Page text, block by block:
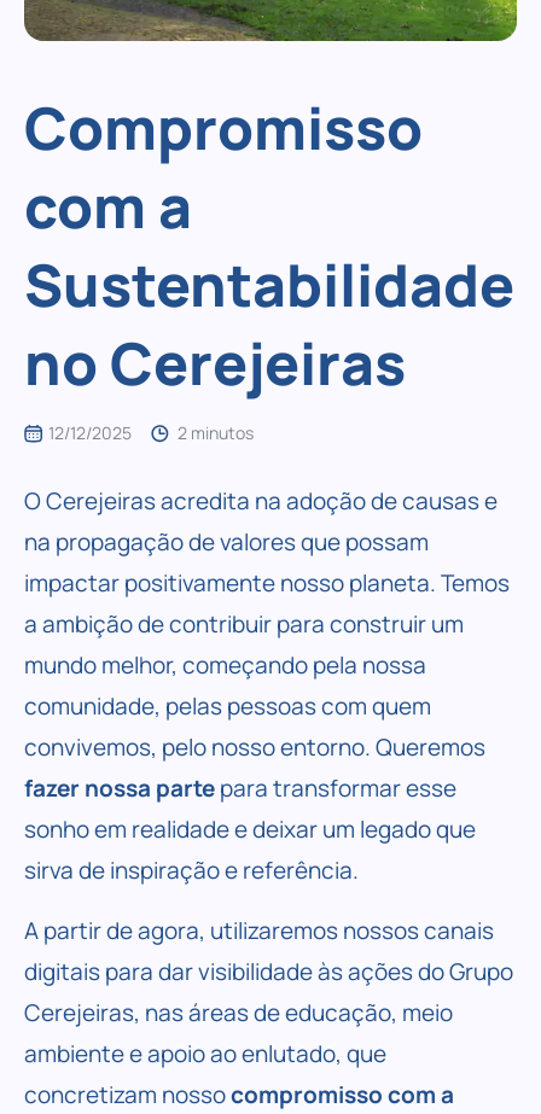
Compromisso
com a
Sustentabilidade
no Cerejeiras
12/12/2025 2 minutos
O Cerejeiras acredita na adoção de causas e
na propagação de valores que possam
impactar positivamente nosso planeta. Temos
a ambição de contribuir para construir um
mundo melhor, começando pela nossa
comunidade, pelas pessoas com quem
convivemos, pelo nosso entorno. Queremos
fazer nossa partepara transformar esse
sonho em realidade e deixar um legado que
sirva de inspiração e referência.
A partir de agora, utilizaremos nossos canais
digitais para dar visibilidade às ações do Grupo
Cerejeiras, nas áreas de educação, meio
ambiente e apoio ao enlutado, que
concretizam nossocompromisso com a